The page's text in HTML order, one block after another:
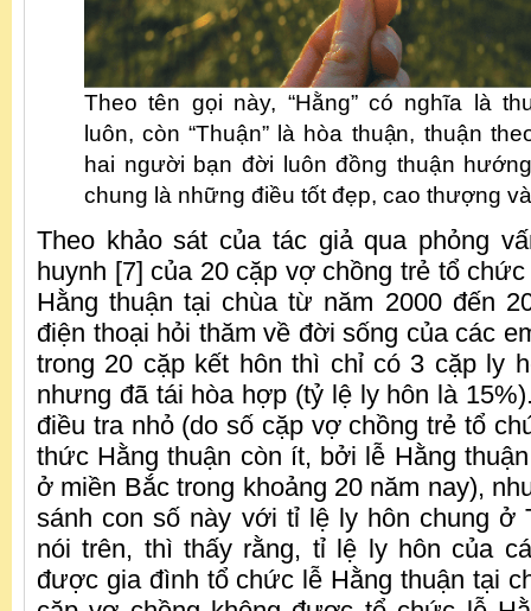
Theo tên gọi này, “Hằng” có nghĩa là
luôn, còn “Thuận” là hòa thuận, thuận
hai người bạn đời luôn đồng thuận
chung là những điều tốt đẹp, cao thượng
Theo khảo sát của tác giả qua phỏng
huynh [7] của 20 cặp vợ chồng trẻ tổ
Hằng thuận tại chùa từ năm 2000 đến
điện thoại hỏi thăm về đời sống của các
trong 20 cặp kết hôn thì chỉ có 3 cặp ly
nhưng đã tái hòa hợp (tỷ lệ ly hôn là
điều tra nhỏ (do số cặp vợ chồng trẻ tổ
thức Hằng thuận còn ít, bởi lễ Hằng
ở miền Bắc trong khoảng 20 năm nay),
sánh con số này với tỉ lệ ly hôn chung ở
nói trên, thì thấy rằng, tỉ lệ ly hôn của
được gia đình tổ chức lễ Hằng thuận tại